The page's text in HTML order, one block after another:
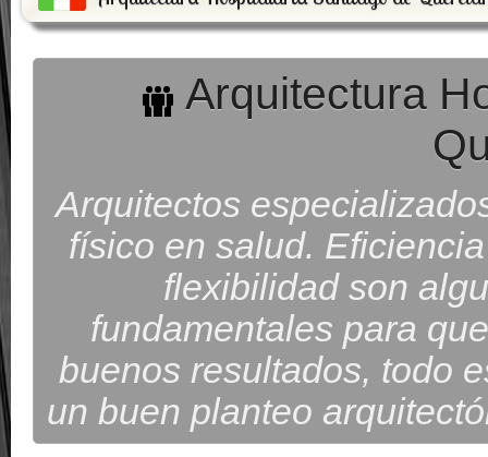
Arquitectura
Arquitectos
físico en salud.
flexibilidad son
fundamentales para
buenos resultados, todo
un buen planteo